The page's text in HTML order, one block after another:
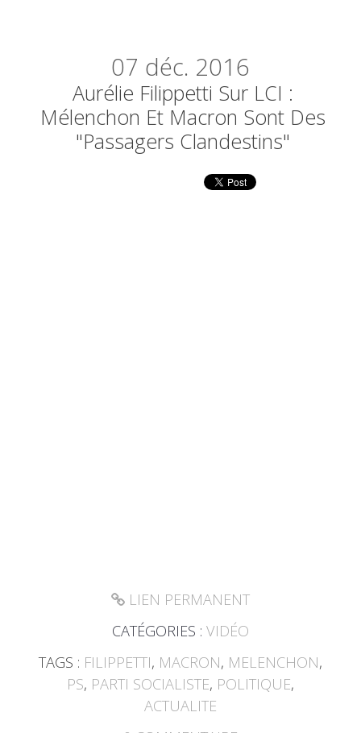
07 déc. 2016
Aurélie Filippetti Sur LCI :
Mélenchon Et Macron Sont Des
"passagers Clandestins"
LIEN PERMANENT
CATÉGORIES : VIDÉO
TAGS : FILIPPETTI, MACRON, MELENCHON,
PS, PARTI SOCIALISTE, POLITIQUE,
ACTUALITE